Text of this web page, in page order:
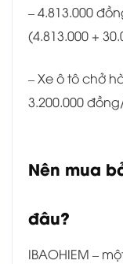
– 4.813.000
(4.813.000 +
– Xe ô tô chở
3.200.000
Nên mua
đâu?
IBAOHIEM –